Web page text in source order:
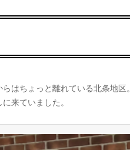
はちょっと離れている北条地区。
来ていました。